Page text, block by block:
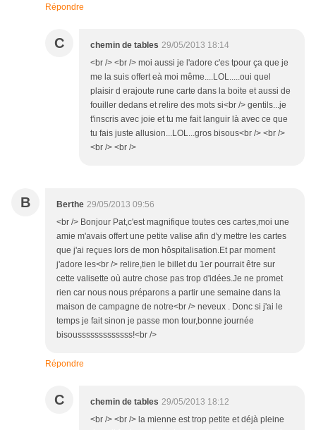
Répondre
C chemin de tables 29/05/2013 18:14
<br /> <br /> moi aussi je l'adore c'es tpour ça que je
me la suis offert eà moi même....LOL.....oui quel
plaisir d erajoute rune carte dans la boite et aussi de
fouiller dedans et relire des mots si<br /> gentils...je
t'inscris avec joie et tu me fait languir là avec ce que
tu fais juste allusion...LOL...gros bisous<br /> <br />
<br /> <br />
B Berthe 29/05/2013 09:56
<br /> Bonjour Pat,c'est magnifique toutes ces cartes,moi une
amie m'avais offert une petite valise afin d'y mettre les cartes
que j'ai reçues lors de mon hôspitalisation.Et par moment
j'adore les<br /> relire,tien le billet du 1er pourrait être sur
cette valisette où autre chose pas trop d'idées.Je ne promet
rien car nous nous préparons a partir une semaine dans la
maison de campagne de notre<br /> neveux . Donc si j'ai le
temps je fait sinon je passe mon tour,bonne journée
bisousssssssssssss!<br />
Répondre
C chemin de tables 29/05/2013 18:12
<br /> <br /> la mienne est trop petite et déjà pleine